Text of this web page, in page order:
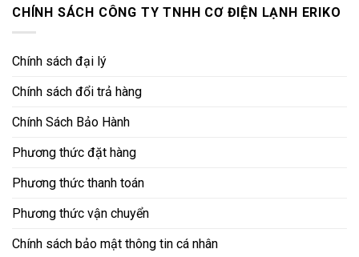
CHÍNH SÁCH CÔNG TY TNHH CƠ ĐIỆN LẠNH ERIKO
Chính sách đại lý
Chính sách đổi trả hàng
Chính Sách Bảo Hành
Phương thức đặt hàng
Phương thức thanh toán
Phương thức vận chuyển
Chính sách bảo mật thông tin cá nhân